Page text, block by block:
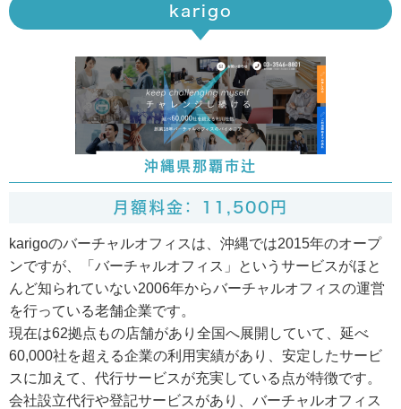
karigo
沖縄県那覇市辻
月額料金： 11,500円
karigoのバーチャルオフィスは、沖縄では2015年のオープ
ンですが、「バーチャルオフィス」というサービスがほと
んど知られていない2006年からバーチャルオフィスの運営
を行っている老舗企業です。
現在は62拠点もの店舗があり全国へ展開していて、延べ
60,000社を超える企業の利用実績があり、安定したサービ
スに加えて、代行サービスが充実している点が特徴です。
会社設立代行や登記サービスがあり、バーチャルオフィス